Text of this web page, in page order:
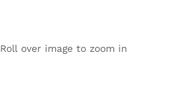
Roll over image to zoom in